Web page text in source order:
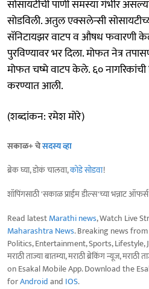
सोसायटीची पाणी समस्या गंभीर
सोडविली. अतुल एक्सलेन्सी
सॅनिटायझर वाटप व औषध फवारणी
पुरविण्यावर भर दिला. मोफत नेत्र
मोफत चष्मे वाटप केले. ६० नागरिकांची
करण्यात आली.
(शब्दांकन: रमेश मोरे)
सकाळ+ चेसदस्य व्हा
ब्रेक घ्या, डोकं चालवा,कोडे सोडवा!
शॉपिंगसाठी 'सकाळ प्राईम डील्स'च्या भन्नाट
Read latestMarathi news, Watch Live
Maharashtra News. Breaking news
Politics, Entertainment, Sports,
मराठी ताज्या बातम्या, मराठी ब्रेकिंग न्यूज,
on Esakal Mobile App. Download the
forAndroidand IOS.